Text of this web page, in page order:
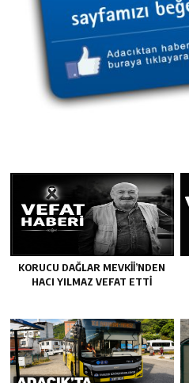
KORUCU DAĞLAR MEVKII’NDEN
HACI YILMAZ VEFAT ETTI